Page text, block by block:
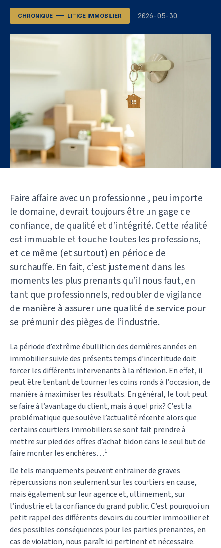
CHRONIQUE LITIGE IMMOBILIER 2026-05-30
Faire affaire avec un professionnel, peu importe
le domaine, devrait toujours être un gage de
confiance, de qualité et d’intégrité. Cette réalité
est immuable et touche toutes les professions,
et ce même (et surtout) en période de
surchauffe. En fait, c’est justement dans les
moments les plus prenants qu’il nous faut, en
tant que professionnels, redoubler de vigilance
de manière à assurer une qualité de service pour
se prémunir des pièges de l’industrie.
La période d’extrême ébullition des dernières années en
immobilier suivie des présents temps d’incertitude doit
forcer les différents intervenants à la réflexion. En effet, il
peut être tentant de tourner les coins ronds à l’occasion, de
manière à maximiser les résultats. En général, le tout peut
se faire à l’avantage du client, mais à quel prix? C’est la
problématique que soulève l’actualité récente alors que
certains courtiers immobiliers se sont fait prendre à
mettre sur pied des offres d’achat bidon dans le seul but de
faire monter les enchères…1
De tels manquements peuvent entrainer de graves
répercussions non seulement sur les courtiers en cause,
mais également sur leur agence et, ultimement, sur
l’industrie et la confiance du grand public. C’est pourquoi un
petit rappel des différents devoirs du courtier immobilier et
des possibles conséquences pour les parties prenantes, en
cas de violation, nous paraît ici pertinent et nécessaire.